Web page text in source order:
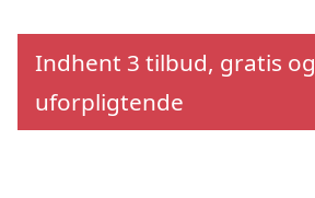
Indhent 3 tilbud, gratis og
uforpligtende